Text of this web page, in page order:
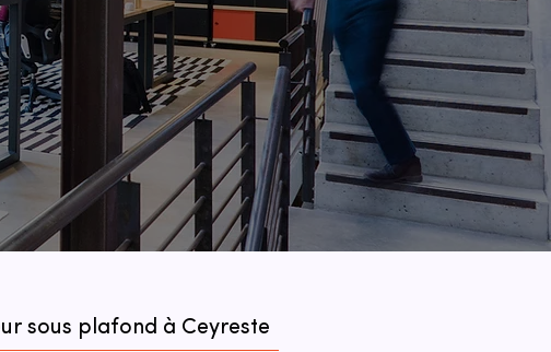
sous plafond à Ceyreste